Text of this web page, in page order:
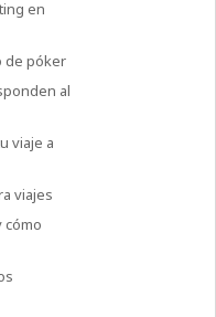
en
de póker
al
viaje a
viajes
cómo